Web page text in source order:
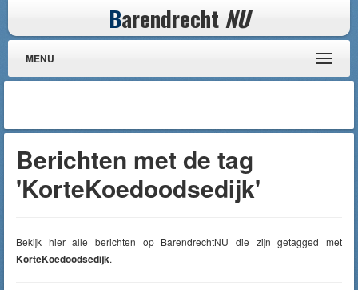
Barendrecht NU
MENU
Berichten met de tag
'KorteKoedoodsedijk'
Bekijk hier alle berichten op BarendrechtNU die zijn getagged met
KorteKoedoodsedijk.